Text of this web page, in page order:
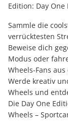
Edition: Day One
Sammle die
verrücktesten
Beweise dich
Modus oder
Wheels-Fans
Werde kreativ
Wheels und
Die Day One
Wheels –